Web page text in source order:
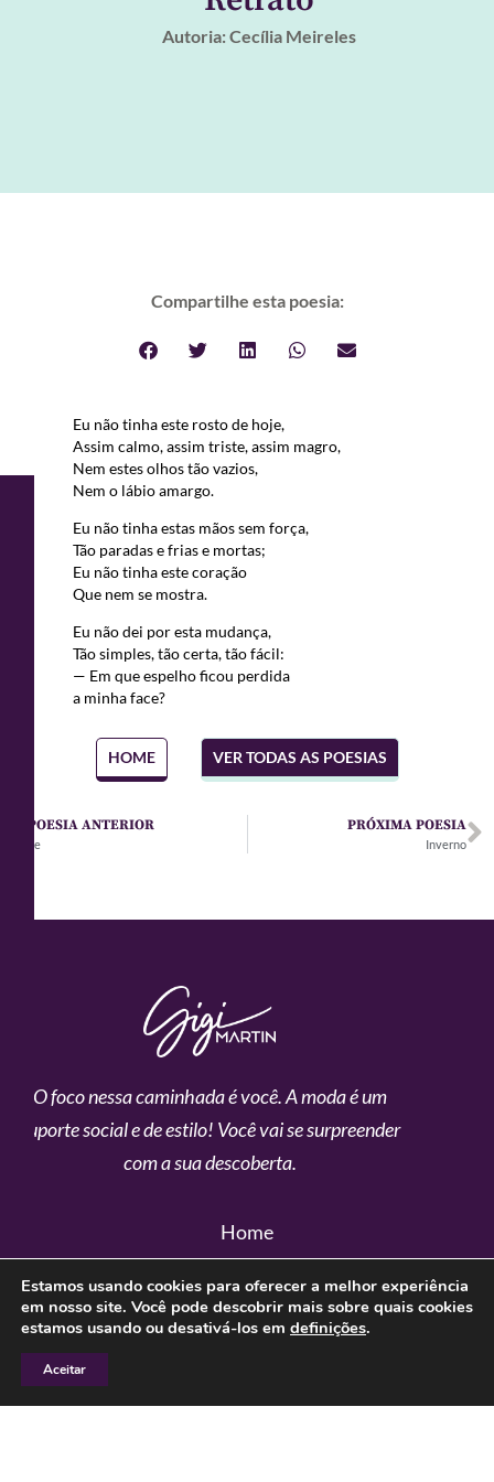
Autoria: Cecília Meireles
Compartilhe esta poesia:
Eu não tinha este rosto de hoje,
Assim calmo, assim triste, assim magro,
Nem estes olhos tão vazios,
Nem o lábio amargo.
Eu não tinha estas mãos sem força,
Tão paradas e frias e mortas;
Eu não tinha este coração
Que nem se mostra.
Eu não dei por esta mudança,
Tão simples, tão certa, tão fácil:
— Em que espelho ficou perdida
a minha face?
HOME VER TODAS AS POESIAS
POESIA ANTERIOR
Se
PRÓXIMA POESIA
Inverno
O foco nessa caminhada é você. A moda é um
suporte social e de estilo! Você vai se surpreender
com a sua descoberta.
Home
Pra você
Estamos usando cookies para oferecer a melhor experiência
em nosso site. Você pode descobrir mais sobre quais cookies
estamos usando ou desativá-los em definições.
Aceitar